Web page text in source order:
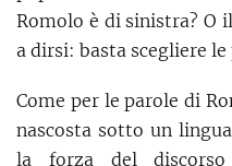
Romolo è di sinistra? O
a dirsi: basta scegliere
Come per le parole di
nascosta sotto un
la forza del